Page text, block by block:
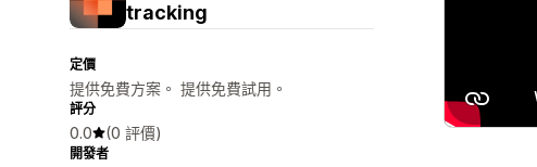
tracking
定價
提供免費方案。 提供免費試用。
評分
0.0 (0 評價)
開發者